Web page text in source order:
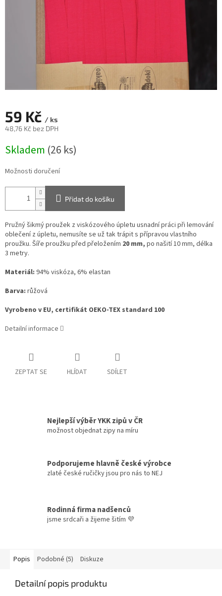
59 Kč / ks
48,76 Kč bez DPH
cena:
Skladem (26 ks)
Možnosti doručení
Přidat do košíku
Pružný šikmý proužek z viskózového úpletu usnadní práci při lemování
oblečení z úpletu, nemusíte se už tak trápit s přípravou vlastního
proužku. Šíře proužku před přeložením 20 mm, po našití 10 mm, délka
3 metry.
Materiál: 94% viskóza, 6% elastan
Barva: růžová
Vyrobeno v EU, certifikát OEKO-TEX standard 100
Detailní informace
ZEPTAT SE HLÍDAT SDÍLET
Nejlepší výběr YKK zipů v ČR
možnost objednat zipy na míru
Podporujeme hlavně české výrobce
zlaté české ručičky jsou pro nás to NEJ
Rodinná firma nadšenců
jsme srdcaři a žijeme šitím 💜
Popis Podobné (5) Diskuze
Detailní popis produktu